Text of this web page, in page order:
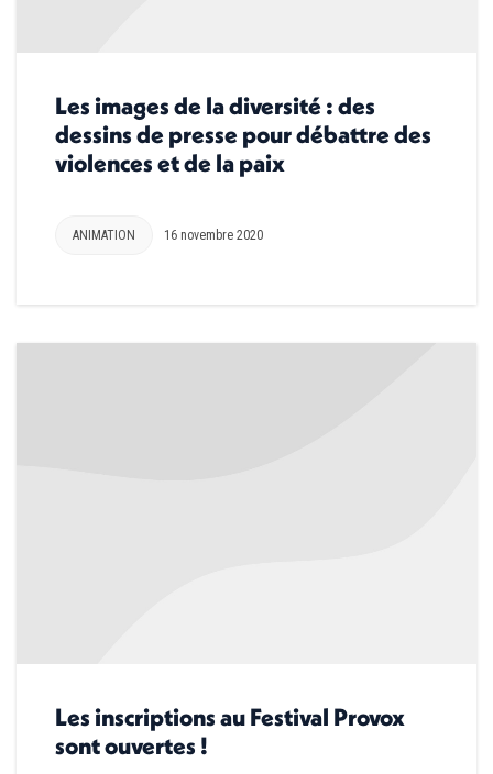
Les images de la diversité : des
dessins de presse pour débattre des
violences et de la paix
ANIMATION 16 novembre 2020
Les inscriptions au Festival Provox
sont ouvertes !